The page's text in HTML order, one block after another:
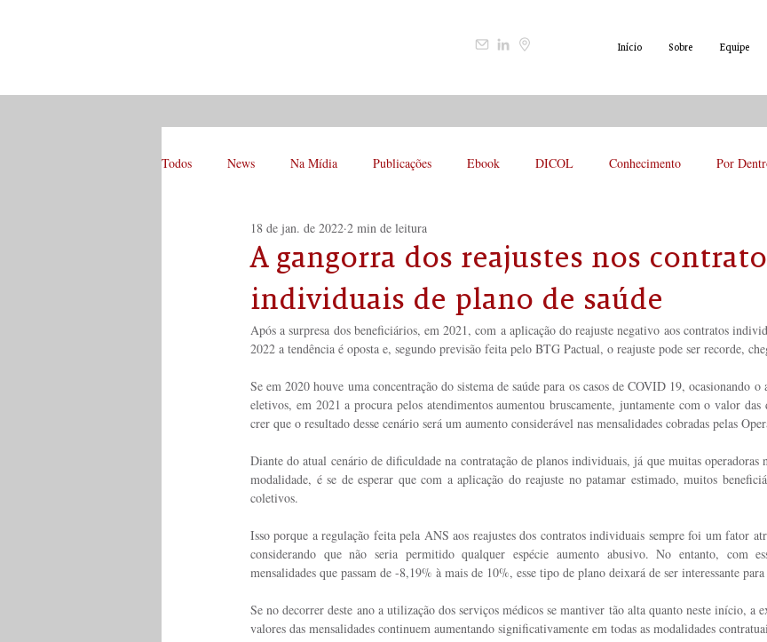
Início Sobre Equipe
Todos News Na Mídia Publicações Ebook DICOL Conhecimento Por
A gangorra dos reajustes nos
individuais de plano de saúde
18 de jan. de 2022 2 min de leitura
Após a surpresa dos beneficiários, em 2021, com a aplicação do reajuste negativo aos contratos
2022 a tendência é oposta e, segundo previsão feita pelo BTG Pactual, o reajuste pode ser recorde,
Se em 2020 houve uma concentração do sistema de saúde para os casos de COVID 19, ocasionando
eletivos, em 2021 a procura pelos atendimentos aumentou bruscamente, juntamente com o valor das
crer que o resultado desse cenário será um aumento considerável nas mensalidades cobradas pelas
Diante do atual cenário de dificuldade na contratação de planos individuais, já que muitas operadoras
modalidade, é se de esperar que com a aplicação do reajuste no patamar estimado, muitos
coletivos.
Isso porque a regulação feita pela ANS aos reajustes dos contratos individuais sempre foi um fator
considerando que não seria permitido qualquer espécie aumento abusivo. No entanto, com
mensalidades que passam de -8,19% à mais de 10%, esse tipo de plano deixará de ser interessante
Se no decorrer deste ano a utilização dos serviços médicos se mantiver tão alta quanto neste início, a
valores das mensalidades continuem aumentando significativamente em todas as modalidades